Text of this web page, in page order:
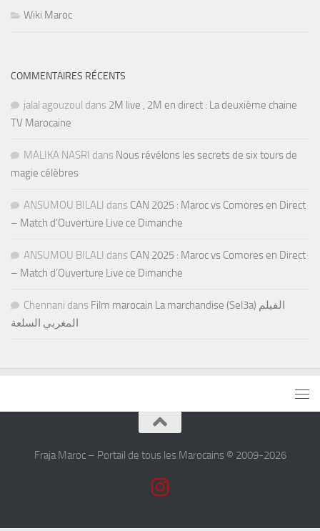
Wiki Maroc
COMMENTAIRES RÉCENTS
jalal agouzoul dans 2M live , 2M en direct : La deuxième chaine
TV Marocaine
MALIKA NASRI dans Nous révélons les secrets de six tours de
magie célèbres
ANSUMOU BILALI dans CAN 2025 : Maroc vs Comores en Direct
– Match d’Ouverture Live ce Dimanche
ANSUMOU BILALI dans CAN 2025 : Maroc vs Comores en Direct
– Match d’Ouverture Live ce Dimanche
Chennani dans Film marocain La marchandise (Sel3a) الفيلم
المغربي السلعة
Fraja Maroc – Portail de tous les Marocains © 2009-2026